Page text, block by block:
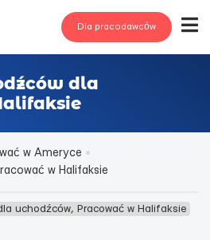
Dla pracodawców
dla
w Ameryce
w Halifaksie
uchodźców, Pracować w Halifaksie